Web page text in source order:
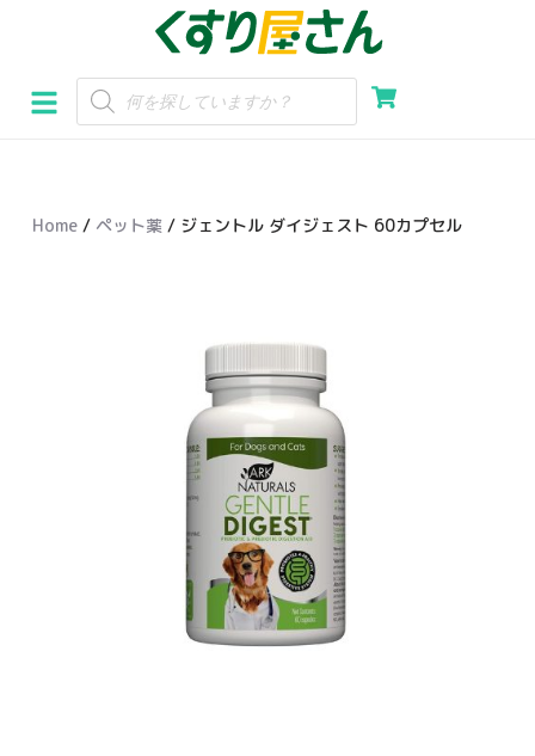
ン
テ
スHome / ペット薬 / ジェントル ダイジェスト 60カプセル